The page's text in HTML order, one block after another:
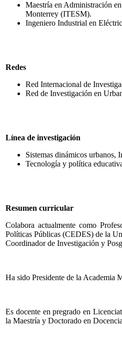
Maestría en Administración
Monterrey (ITESM).
Ingeniero Industrial en
Redes
Red Internacional de
Red de Investigación en
Línea de investigación
Sistemas dinámicos urbanos,
Tecnología y política
Resumen curricular
Colabora actualmente como
Políticas Públicas (CEDES) de la
Coordinador de Investigación y
Ha sido Presidente de la Academia
Es docente en pregrado en
la Maestría y Doctorado en